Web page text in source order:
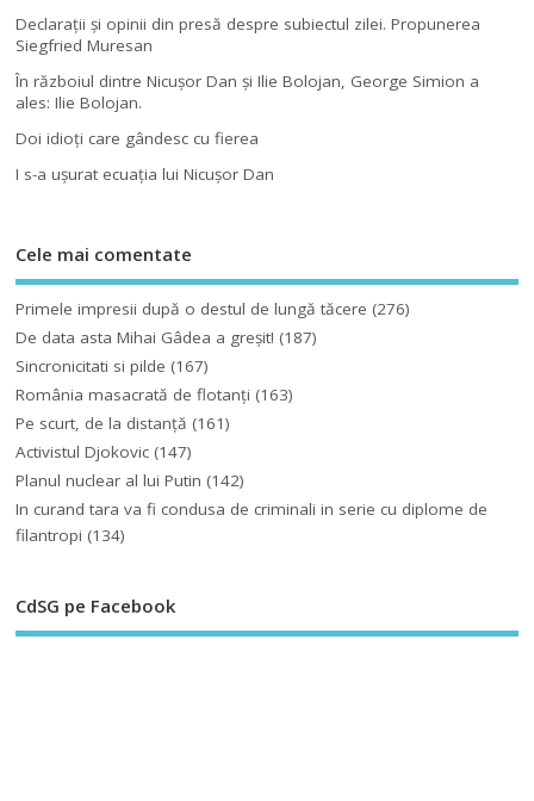
Declaraţii şi opinii din presă despre subiectul zilei. Propunerea
Siegfried Muresan
În războiul dintre Nicuşor Dan şi Ilie Bolojan, George Simion a
ales: Ilie Bolojan.
Doi idioţi care gândesc cu fierea
I s-a uşurat ecuaţia lui Nicuşor Dan
Cele mai comentate
Primele impresii după o destul de lungă tăcere (276)
De data asta Mihai Gâdea a greşit! (187)
Sincronicitati si pilde (167)
România masacrată de flotanţi (163)
Pe scurt, de la distanță (161)
Activistul Djokovic (147)
Planul nuclear al lui Putin (142)
In curand tara va fi condusa de criminali in serie cu diplome de
filantropi (134)
CdSG pe Facebook